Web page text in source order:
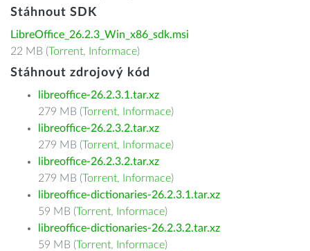
Stáhnout SDK
LibreOffice_26.2.3_Win_x86_sdk.msi
22 MB (Torrent, Informace)
Stáhnout zdrojový kód
libreoffice-26.2.3.1.tar.xz
279 MB (Torrent, Informace)
libreoffice-26.2.3.2.tar.xz
279 MB (Torrent, Informace)
libreoffice-26.2.3.2.tar.xz
279 MB (Torrent, Informace)
libreoffice-dictionaries-26.2.3.1.tar.xz
59 MB (Torrent, Informace)
libreoffice-dictionaries-26.2.3.2.tar.xz
59 MB (Torrent, Informace)